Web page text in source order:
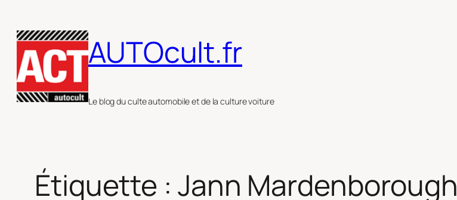
au
contenu
AUTOcult.fr
Le blog du culte automobile et de la culture voiture
Étiquette : Jann Mardenborough